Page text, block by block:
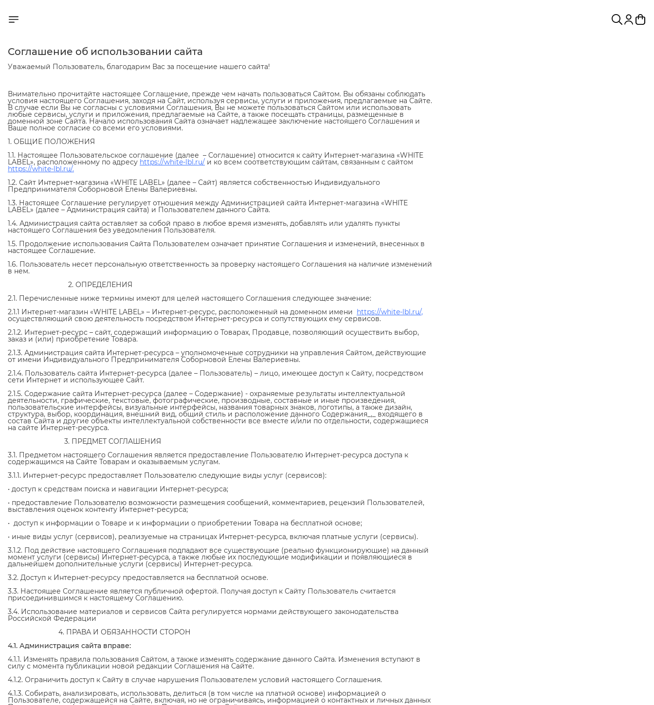
Соглашение об использовании сайта
Уважаемый Пользователь, благодарим Вас за посещение нашего сайта!
Внимательно прочитайте настоящее Соглашение, прежде чем начать пользоваться Сайтом. Вы обязаны соблюдать
условия настоящего Соглашения, заходя на Сайт, используя сервисы, услуги и приложения, предлагаемые на Сайте.
В случае если Вы не согласны с условиями Соглашения, Вы не можете пользоваться Сайтом или использовать
любые сервисы, услуги и приложения, предлагаемые на Сайте, а также посещать страницы, размещенные в
доменной зоне Сайта. Начало использования Сайта означает надлежащее заключение настоящего Соглашения и
Ваше полное согласие со всеми его условиями.
1. ОБЩИЕ ПОЛОЖЕНИЯ
1.1. Настоящее Пользовательское соглашение (далее – Соглашение) относится к сайту Интернет-магазина «WHITE
LABEL», расположенному по адресу https://white-lbl.ru/ и ко всем соответствующим сайтам, связанным с сайтом
https://white-lbl.ru/.
1.2. Сайт Интернет-магазина «WHITE LABEL» (далее – Сайт) является собственностью Индивидуального
Предпринимателя Соборновой Елены Валериевны.
1.3. Настоящее Соглашение регулирует отношения между Администрацией сайта Интернет-магазина «WHITE
LABEL» (далее – Администрация сайта) и Пользователем данного Сайта.
1.4. Администрация сайта оставляет за собой право в любое время изменять, добавлять или удалять пункты
настоящего Соглашения без уведомления Пользователя.
1.5. Продолжение использования Сайта Пользователем означает принятие Соглашения и изменений, внесенных в
настоящее Соглашение.
1.6. Пользователь несет персональную ответственность за проверку настоящего Соглашения на наличие изменений
в нем.
2. ОПРЕДЕЛЕНИЯ
2.1. Перечисленные ниже термины имеют для целей настоящего Соглашения следующее значение:
2.1.1 Интернет-магазин «WHITE LABEL» – Интернет-ресурс, расположенный на доменном имени https://white-lbl.ru/,
осуществляющий свою деятельность посредством Интернет-ресурса и сопутствующих ему сервисов.
2.1.2. Интернет-ресурс – сайт, содержащий информацию о Товарах, Продавце, позволяющий осуществить выбор,
заказ и (или) приобретение Товара.
2.1.3. Администрация сайта Интернет-ресурса – уполномоченные сотрудники на управления Сайтом, действующие
от имени Индивидуального Предпринимателя Соборновой Елены Валериевны.
2.1.4. Пользователь сайта Интернет-ресурса (далее – Пользователь) – лицо, имеющее доступ к Сайту, посредством
сети Интернет и использующее Сайт.
2.1.5. Содержание сайта Интернет-ресурса (далее – Содержание) - охраняемые результаты интеллектуальной
деятельности, графические, текстовые, фотографические, производные, составные и иные произведения,
пользовательские интерфейсы, визуальные интерфейсы, названия товарных знаков, логотипы, а также дизайн,
структура, выбор, координация, внешний вид, общий стиль и расположение данного Содержания_,_ входящего в
состав Сайта и другие объекты интеллектуальной собственности все вместе и/или по отдельности, содержащиеся
на сайте Интернет-ресурса.
3. ПРЕДМЕТ СОГЛАШЕНИЯ
3.1. Предметом настоящего Соглашения является предоставление Пользователю Интернет-ресурса доступа к
содержащимся на Сайте Товарам и оказываемым услугам.
3.1.1. Интернет-ресурс предоставляет Пользователю следующие виды услуг (сервисов):
• доступ к средствам поиска и навигации Интернет-ресурса;
• предоставление Пользователю возможности размещения сообщений, комментариев, рецензий Пользователей,
выставления оценок контенту Интернет-ресурса;
• доступ к информации о Товаре и к информации о приобретении Товара на бесплатной основе;
• иные виды услуг (сервисов), реализуемые на страницах Интернет-ресурса, включая платные услуги (сервисы).
3.1.2. Под действие настоящего Соглашения подпадают все существующие (реально функционирующие) на данный
момент услуги (сервисы) Интернет-ресурса, а также любые их последующие модификации и появляющиеся в
дальнейшем дополнительные услуги (сервисы) Интернет-ресурса.
3.2. Доступ к Интернет-ресурсу предоставляется на бесплатной основе.
3.3. Настоящее Соглашение является публичной офертой. Получая доступ к Сайту Пользователь считается
присоединившимся к настоящему Соглашению.
3.4. Использование материалов и сервисов Сайта регулируется нормами действующего законодательства
Российской Федерации
4. ПРАВА И ОБЯЗАННОСТИ СТОРОН
4.1. Администрация сайта вправе:
4.1.1. Изменять правила пользования Сайтом, а также изменять содержание данного Сайта. Изменения вступают в
силу с момента публикации новой редакции Соглашения на Сайте.
4.1.2. Ограничить доступ к Сайту в случае нарушения Пользователем условий настоящего Соглашения.
4.1.3. Собирать, анализировать, использовать, делиться (в том числе на платной основе) информацией о
Пользователе, содержащейся на Сайте, включая, но не ограничиваясь, информацией о контактных и личных данных